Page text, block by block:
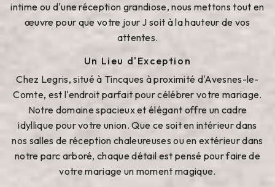
intime ou d'une réception grandiose, nous mettons tout en
œuvre pour que votre jour J soit à la hauteur de vos
attentes.
Un Lieu d'Exception
Chez Legris, situé à Tincques à proximité d'Avesnes-le-
Comte, est l'endroit parfait pour célébrer votre mariage.
Notre domaine spacieux et élégant offre un cadre
idyllique pour votre union. Que ce soit en intérieur dans
nos salles de réception chaleureuses ou en extérieur dans
notre parc arboré, chaque détail est pensé pour faire de
votre mariage un moment magique.